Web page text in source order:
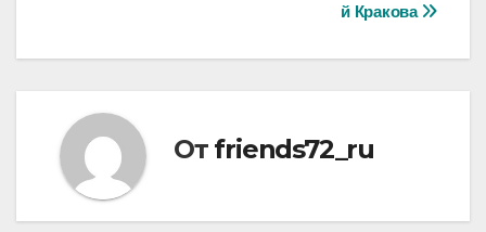
записям
й Кракова
От friends72_ru